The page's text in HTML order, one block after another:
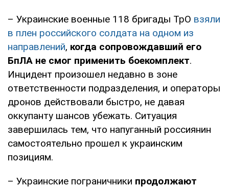
– Украинские военные 118 бригады ТрО взяли
в плен российского солдата на одном из
направлений, когда сопровождавший его
БпЛА не смог применить боекомплект.
Инцидент произошел недавно в зоне
ответственности подразделения, и операторы
дронов действовали быстро, не давая
оккупанту шансов убежать. Ситуация
завершилась тем, что напуганный россиянин
самостоятельно прошел к украинским
позициям.
– Украинские пограничники продолжают